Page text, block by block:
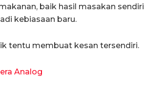
baik hasil masakan sendiri
kebiasaan baru.
tentu membuat kesan tersendiri.
Analog